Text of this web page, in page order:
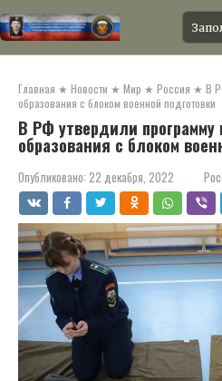
контенту
Главная ★ Новости ★ Мир ★ Россия ★ В
образования с блоком военной подготовки
В РФ утвердили программу
образования с блоком
Опубликовано: 22 декабря, 2022